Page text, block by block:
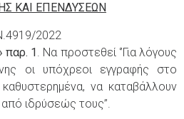
ΚΑΙ ΕΠΕΝΔΥΣΕΩΝ
2022
παρ. 1 . Να προστεθεί ‘’Για λόγους
οι υπόχρεοι εγγραφής στο
να καταβάλλουν
ιδρύσεώς τους’’.